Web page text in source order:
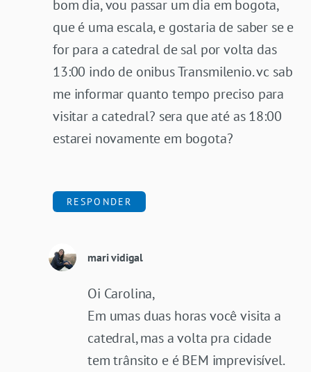
bom dia, vou passar um dia em bogota,
que é uma escala, e gostaria de saber se e
for para a catedral de sal por volta das
13:00 indo de onibus Transmilenio. vc sab
me informar quanto tempo preciso para
visitar a catedral? sera que até as 18:00
estarei novamente em bogota?
RESPONDER
mari vidigal
Oi Carolina,
Em umas duas horas você visita a
catedral, mas a volta pra cidade
tem trânsito e é BEM imprevisível.